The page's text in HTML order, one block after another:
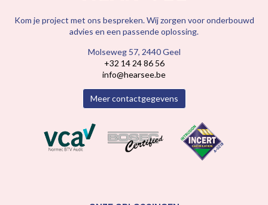
Kom je project met ons bespreken. Wij zorgen voor onderbouwd
advies en een passende oplossing.
Molseweg 57, 2440 Geel
+32 14 24 86 56
info@hearsee.be
Meer contactgegevens